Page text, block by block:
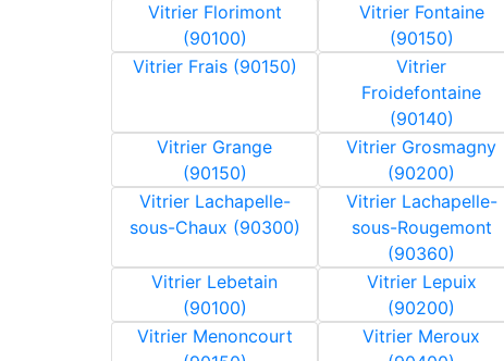
Vitrier Florimont
(90100)
Vitrier Fontaine
(90150)
Vitrier Frais (90150)
Vitrier
Froidefontaine
(90140)
Vitrier Grange
(90150)
Vitrier Grosmagny
(90200)
Vitrier Lachapelle-
sous-Chaux (90300)
Vitrier Lachapelle-
sous-Rougemont
(90360)
Vitrier Lebetain
(90100)
Vitrier Lepuix
(90200)
Vitrier Menoncourt
Vitrier Meroux